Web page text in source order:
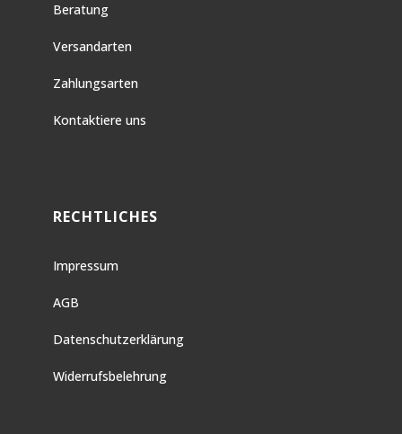
Beratung
Versandarten
Zahlungsarten
Kontaktiere uns
RECHTLICHES
Impressum
AGB
Datenschutzerklärung
Widerrufsbelehrung